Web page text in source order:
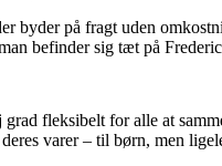
byder på fragt uden
befinder sig tæt på
fleksibelt for alle at
varer – til børn, men